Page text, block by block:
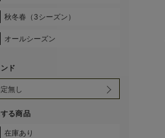
秋冬春（3シーズン）
オールシーズン
ド
る商品
在庫あり